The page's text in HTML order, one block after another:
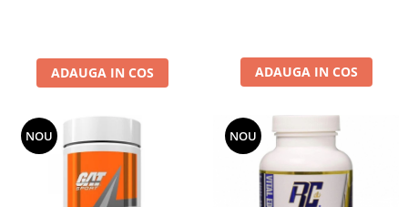
ADAUGA IN COS ADAUGA IN COS
NOU NOU